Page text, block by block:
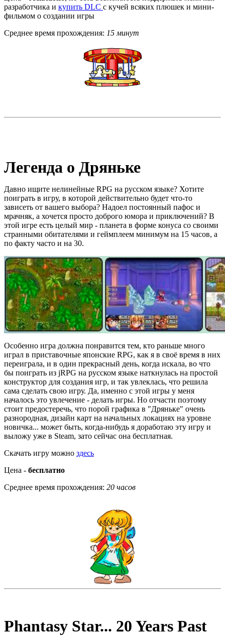
разработчика и купить DLC с кучей всяких плюшек и мини-
фильмом о создании игры
Среднее время прохождения: 15 минут
Легенда о Дряньке
Давно ищите нелинейные RPG на русском языке? Хотите
поиграть в игру, в которой действительно будет что-то
зависеть от вашего выбора? Надоел постоянный пафос и
мрачняк, а хочется просто доброго юмора и приключений? В
этой игре есть целый мир - планета в форме конуса со своими
странными обитателями и геймплеем минимум на 15 часов, а
по факту часто и на 30.
Особенно игра должна понравится тем, кто раньше много
играл в приставочные японские RPG, как я в своё время в них
переиграла, и в один прекрасный день, когда искала, во что
бы поиграть из jRPG на русском языке наткнулась на простой
конструктор для создания игр, и так увлеклась, что решила
сама сделать свою игру. Да, именно с этой игры у меня
началось это увлечение - делать игры. Но отчасти поэтому
стоит предостеречь, что порой графика в "Дряньке" очень
разнородная, дизайн карт на начальных локациях на уровне
новичка... может быть, когда-нибудь я доработаю эту игру и
выложу уже в Steam, зато сейчас она бесплатная.
Скачать игру можно здесь
Цена - бесплатно
Среднее время прохождения: 20 часов
Phantasy Star... 20 Years Past